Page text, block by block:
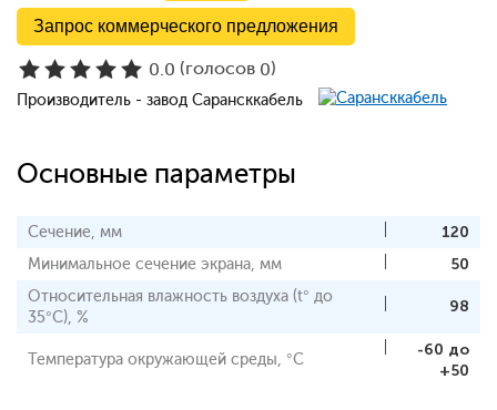
Запрос коммерческого предложения
0.0 (голосов 0)
Производитель - завод Сарансккабель
Основные параметры
Сечение, мм
120
Минимальное сечение экрана, мм
50
Относительная влажность воздуха (t° до
35°С), %
98
Температура окружающей среды, °С
-60 до
+50